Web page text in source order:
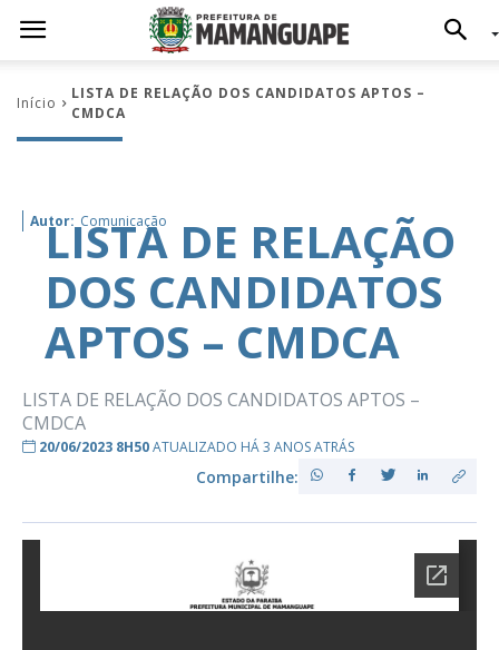
Início
LISTA DE RELAÇÃO DOS CANDIDATOS APTOS –
CMDCA
Autor: Comunicação
LISTA DE RELAÇÃO
DOS CANDIDATOS
APTOS – CMDCA
LISTA DE RELAÇÃO DOS CANDIDATOS APTOS –
CMDCA
20/06/2023 8H50ATUALIZADO HÁ 3 ANOS ATRÁS
Compartilhe: